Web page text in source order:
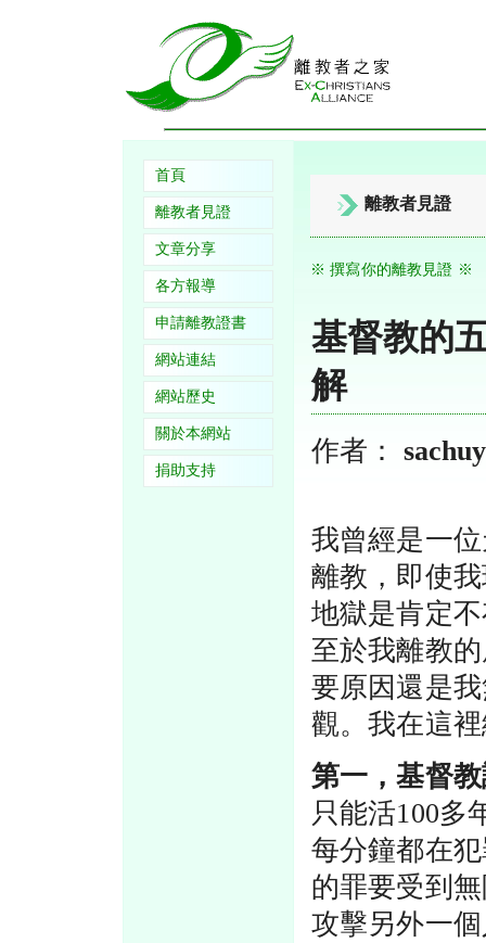
首頁
離教者見證
文章分享
各方報導
申請離教證書
網站連結
網站歷史
關於本網站
捐助支持
離教者見證
※ 撰寫你的離教見證 ※
基督教的
解
作者：
我曾經是一
離教，即使
地獄是肯定
至於我離教
要原因還是
觀。我在這
第一，基督
只能活100多
每分鐘都在
的罪要受到
攻擊另外一